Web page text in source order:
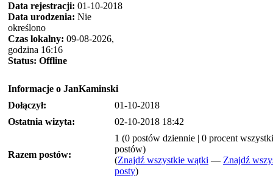
Data rejestracji: 01-10-2018
Data urodzenia: Nie
określono
Czas lokalny: 09-08-2026,
godzina 16:16
Status: Offline
Informacje o JanKaminski
Dołączył:
01-10-2018
Ostatnia wizyta:
02-10-2018 18:42
Razem postów:
1 (0 postów dziennie | 0 procent
postów)
(Znajdź wszystkie wątki — Znajdź
posty)